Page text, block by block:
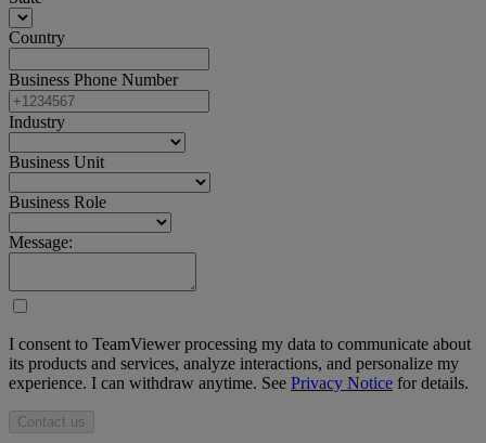
Country
Business Phone Number
Industry
Business Unit
Business Role
Message:
I consent to TeamViewer processing my data to communicate about
its products and services, analyze interactions, and personalize my
experience. I can withdraw anytime. See Privacy Notice for details.
Contact us